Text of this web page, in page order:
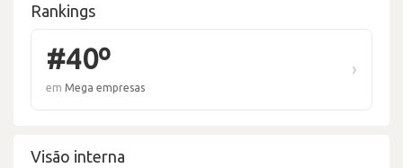
Rankings
#40º
em Mega empresas
›
Visão interna